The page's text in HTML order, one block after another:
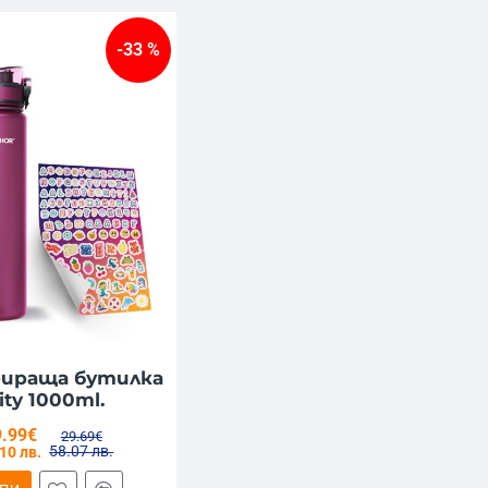
-33 %
бутилка
1000ml.
лв.
29.69€
58.07 лв.